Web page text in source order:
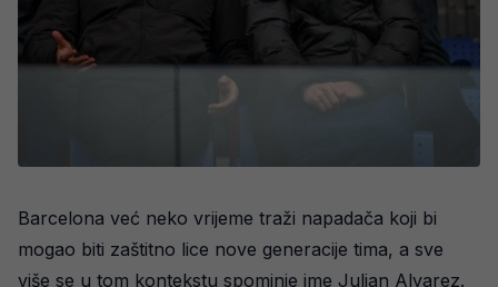
Barcelona već neko vrijeme traži napadača koji bi
mogao biti zaštitno lice nove generacije tima, a sve
više se u tom kontekstu spominje ime Julian Alvarez.